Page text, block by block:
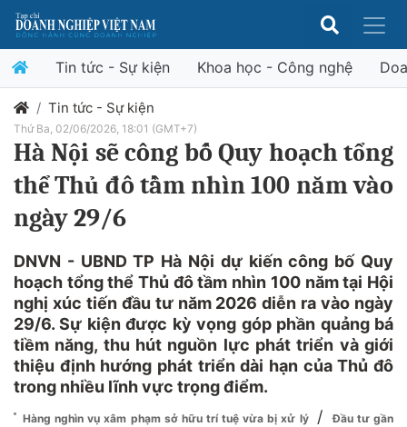
Tin tức - Sự kiện Khoa học - Công nghệ
Tin tức - Sự kiện
Thứ Ba, 02/06/2026, 18:01 (GMT+7)
Hà Nội sẽ công bố Quy hoạch tổng
thể Thủ đô tầm nhìn 100 năm vào
ngày 29/6
DNVN - UBND TP Hà Nội dự kiến công bố Quy
hoạch tổng thể Thủ đô tầm nhìn 100 năm tại Hội
nghị xúc tiến đầu tư năm 2026 diễn ra vào ngày
29/6. Sự kiện được kỳ vọng góp phần quảng bá
tiềm năng, thu hút nguồn lực phát triển và giới
thiệu định hướng phát triển dài hạn của Thủ đô
trong nhiều lĩnh vực trọng điểm.
Hàng nghìn vụ xâm phạm sở hữu trí tuệ vừa bị xử lý /
Đầu tư gần